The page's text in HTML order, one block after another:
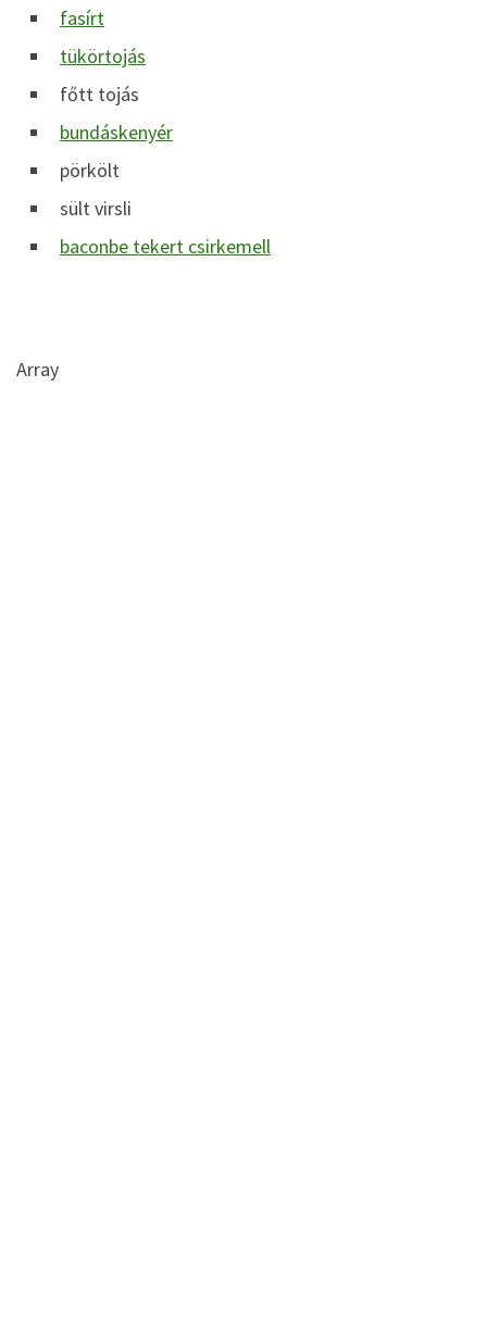
fasírt
tükörtojás
főtt tojás
bundáskenyér
pörkölt
sült virsli
baconbe tekert csirkemell
Array